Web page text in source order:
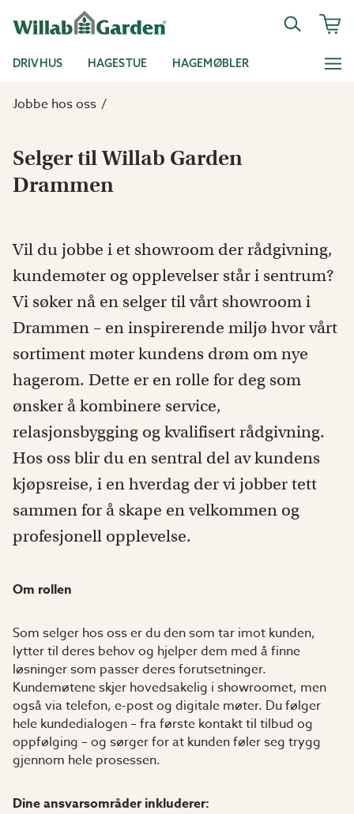
DRIVHUS HAGESTUE HAGEMØBLER
Jobbe hos oss
Selger til Willab Garden
Drammen
Vil du jobbe i et showroom der rådgivning,
kundemøter og opplevelser står i sentrum?
Vi søker nå en selger til vårt showroom i
Drammen – en inspirerende miljø hvor vårt
sortiment møter kundens drøm om nye
hagerom. Dette er en rolle for deg som
ønsker å kombinere service,
relasjonsbygging og kvalifisert rådgivning.
Hos oss blir du en sentral del av kundens
kjøpsreise, i en hverdag der vi jobber tett
sammen for å skape en velkommen og
profesjonell opplevelse.
Om rollen
Som selger hos oss er du den som tar imot kunden,
lytter til deres behov og hjelper dem med å finne
løsninger som passer deres forutsetninger.
Kundemøtene skjer hovedsakelig i showroomet, men
også via telefon, e-post og digitale møter. Du følger
hele kundedialogen – fra første kontakt til tilbud og
oppfølging – og sørger for at kunden føler seg trygg
gjennom hele prosessen.
Dine ansvarsområder inkluderer: